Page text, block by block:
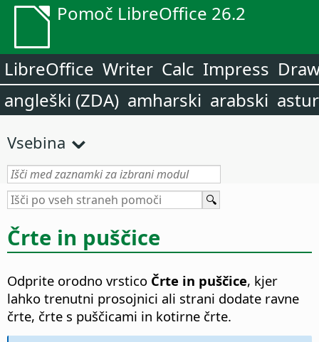
Pomoč LibreOffice 26.2
LibreOffice Writer Calc Impress
angleški (ZDA) amharski arabski
Vsebina
Črte in puščice
Odprite orodno vrstico Črte in puščice, kjer
lahko trenutni prosojnici ali strani dodate ravne
črte, črte s puščicami in kotirne črte.